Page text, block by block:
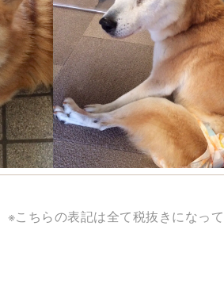
※こちらの表記は全て税抜きになっ